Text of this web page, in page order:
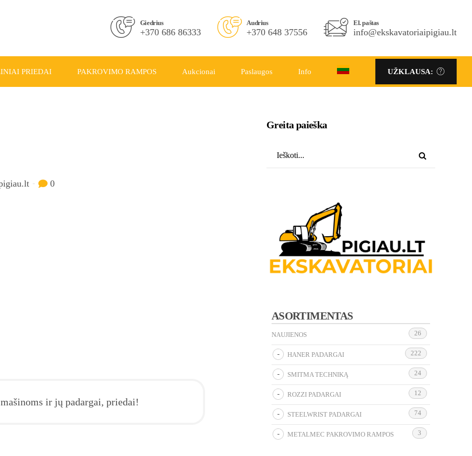
Telefono Nr.
+370 686 86333
El. paštas
info@ekskavatoriaipigiau.lt
UŽKLAUSA:
Giedrius
+370 686 86333
Audrius
+370 648 37556
El. paštas
info@ekskavatoriaipigiau.lt
UŽKLAUSA:
PRIEDAI PAKROVIMO RAMPOS Aukcionai Paslaugos Info
0
ir jų padargai, priedai!
Greita paieška
ASORTIMENTAS
NAUJIENOS 26
HANER PADARGAI 222
SMITMA TECHNIKĄ 24
ROZZI PADARGAI 12
STEELWRIST PADARGAI 74
METALMEC PAKROVIMO RAMPOS 3